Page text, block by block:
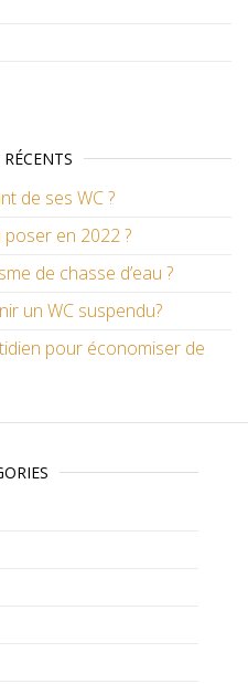
de ses WC ?
poser en 2022 ?
de chasse d’eau ?
un WC suspendu?
pour économiser de